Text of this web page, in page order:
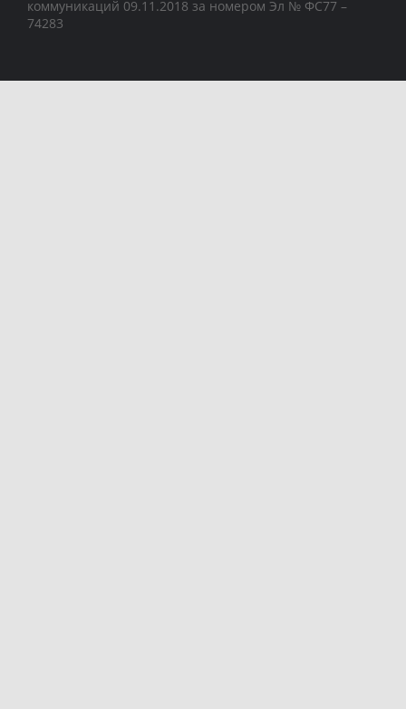
коммуникаций 09.11.2018 за номером Эл № ФС77 –
74283